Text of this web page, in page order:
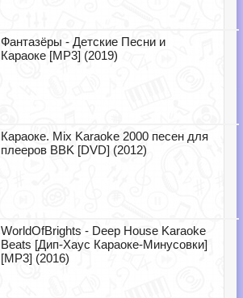
Фантазёры - Детские Песни и
Караоке [MP3] (2019)
Караоке. Mix Karaoke 2000 песен для
плееров BBK [DVD] (2012)
WorldOfBrights - Deep House Karaoke
Beats [Дип-Хаус Караоке-Минусовки]
[MP3] (2016)